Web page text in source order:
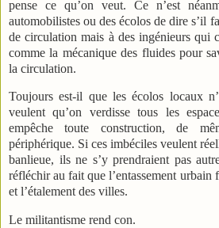
pense ce qu’on veut. Ce n’est
automobilistes ou des écolos de dire s’il
de circulation mais à des ingénieurs qui
comme la mécanique des fluides pour
la circulation.
Toujours est-il que les écolos locaux
veulent qu’on verdisse tous les
empêche toute construction, de
périphérique. Si ces imbéciles veulent
banlieue, ils ne s’y prendraient pas
réfléchir au fait que l’entassement urbain
et l’étalement des villes.
Le militantisme rend con.